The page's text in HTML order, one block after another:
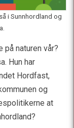
i Sunnhordland og
på naturen vår?
Hun har
Hordfast,
og
at